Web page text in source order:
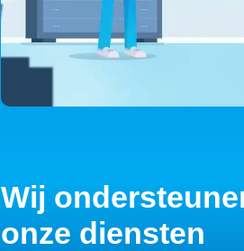
Wij
onze diensten